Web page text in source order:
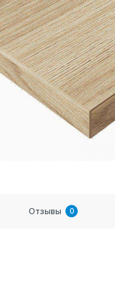
Отзывы 0